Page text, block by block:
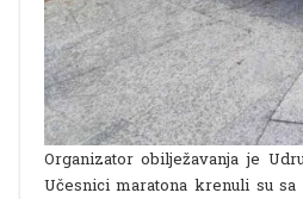
Organizator obilježavanja je
Učesnici maratona krenuli su